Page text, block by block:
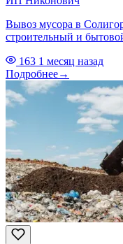
Вывоз мусора в
строительный и
163 1 месяц назад
Подробнее→